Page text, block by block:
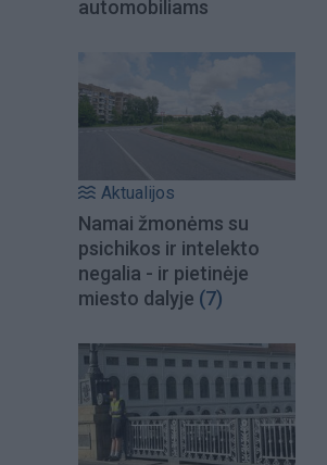
automobiliams
Aktualijos
Namai žmonėms su
psichikos ir intelekto
negalia - ir pietinėje
miesto dalyje (7)